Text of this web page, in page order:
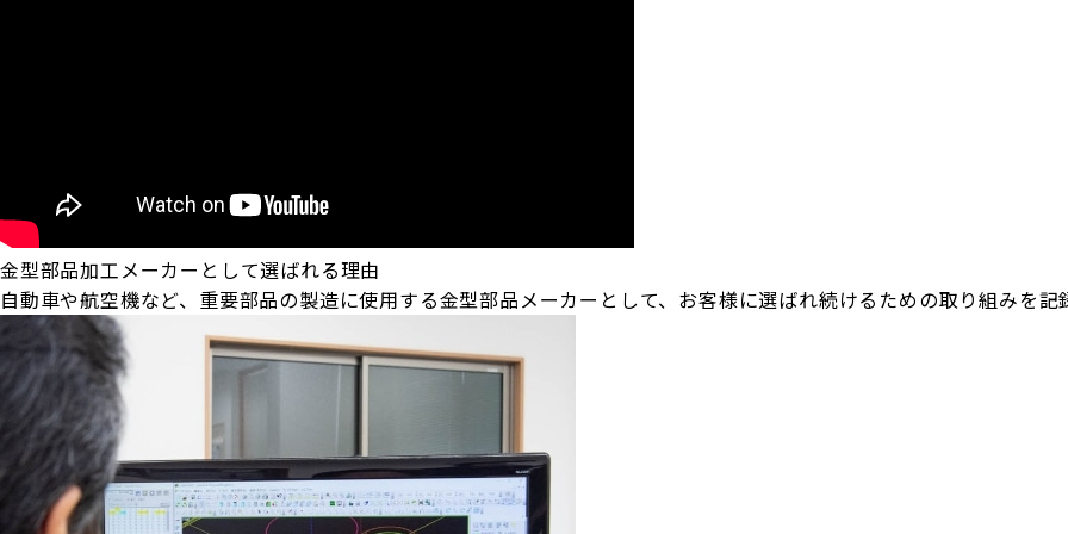
金型部品加工メーカーとして選ばれる理由
自動車や航空機など、重要部品の製造に使用する金型部品メーカーとして、お客様に選ばれ続けるための取り組みを記